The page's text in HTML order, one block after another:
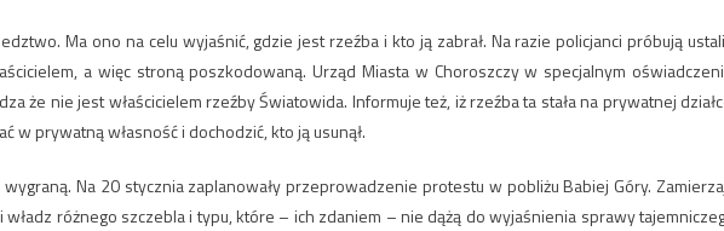
Ma ono na celu wyjaśnić, gdzie jest rzeźba i kto ją zabrał. Na razie policjanci próbują
a więc stroną poszkodowaną. Urząd Miasta w Choroszczy w specjalnym
że nie jest właścicielem rzeźby Światowida. Informuje też, iż rzeźba ta stała na prywatnej
w prywatną własność i dochodzić, kto ją usunął.
Na 20 stycznia zaplanowały przeprowadzenie protestu w pobliżu Babiej Góry.
różnego szczebla i typu, które – ich zdaniem – nie dążą do wyjaśnienia sprawy